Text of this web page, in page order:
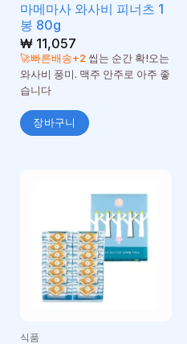
마메마사 와사비 피너츠 1
봉 80g
₩11,057
🚀빠른배송+2씹는 순간 확!오는
와사비 풍미. 맥주 안주로 아주 좋
습니다
장바구니
식품